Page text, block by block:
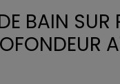
BAIN